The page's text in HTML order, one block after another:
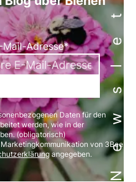
Mail-Adresse*
Daten für den
werden, wie in der
(obligatorisch)
von 3Bee
angegeben.